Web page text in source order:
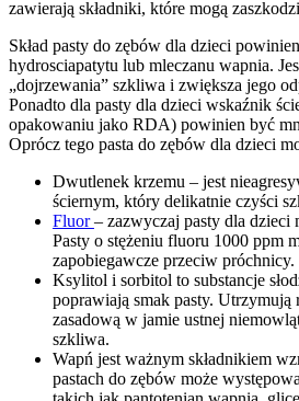
zawierają składniki, które mogą
Skład pasty do zębów dla dzieci
hydrosciapatytu lub mleczanu wapnia.
„dojrzewania” szkliwa i zwiększa jego
Ponadto dla pasty dla dzieci wskaźnik
opakowaniu jako RDA) powinien być
Oprócz tego pasta do zębów dla dzieci
Dwutlenek krzemu – jest
ściernym, który delikatnie czyści
Fluor– zazwyczaj pasty dla dzieci
Pasty o stężeniu fluoru 1000 ppm
zapobiegawcze przeciw próchnicy.
Ksylitol i sorbitol to substancje
poprawiają smak pasty.
zasadową w jamie ustnej
szkliwa.
Wapń jest ważnym składnikiem
pastach do zębów może